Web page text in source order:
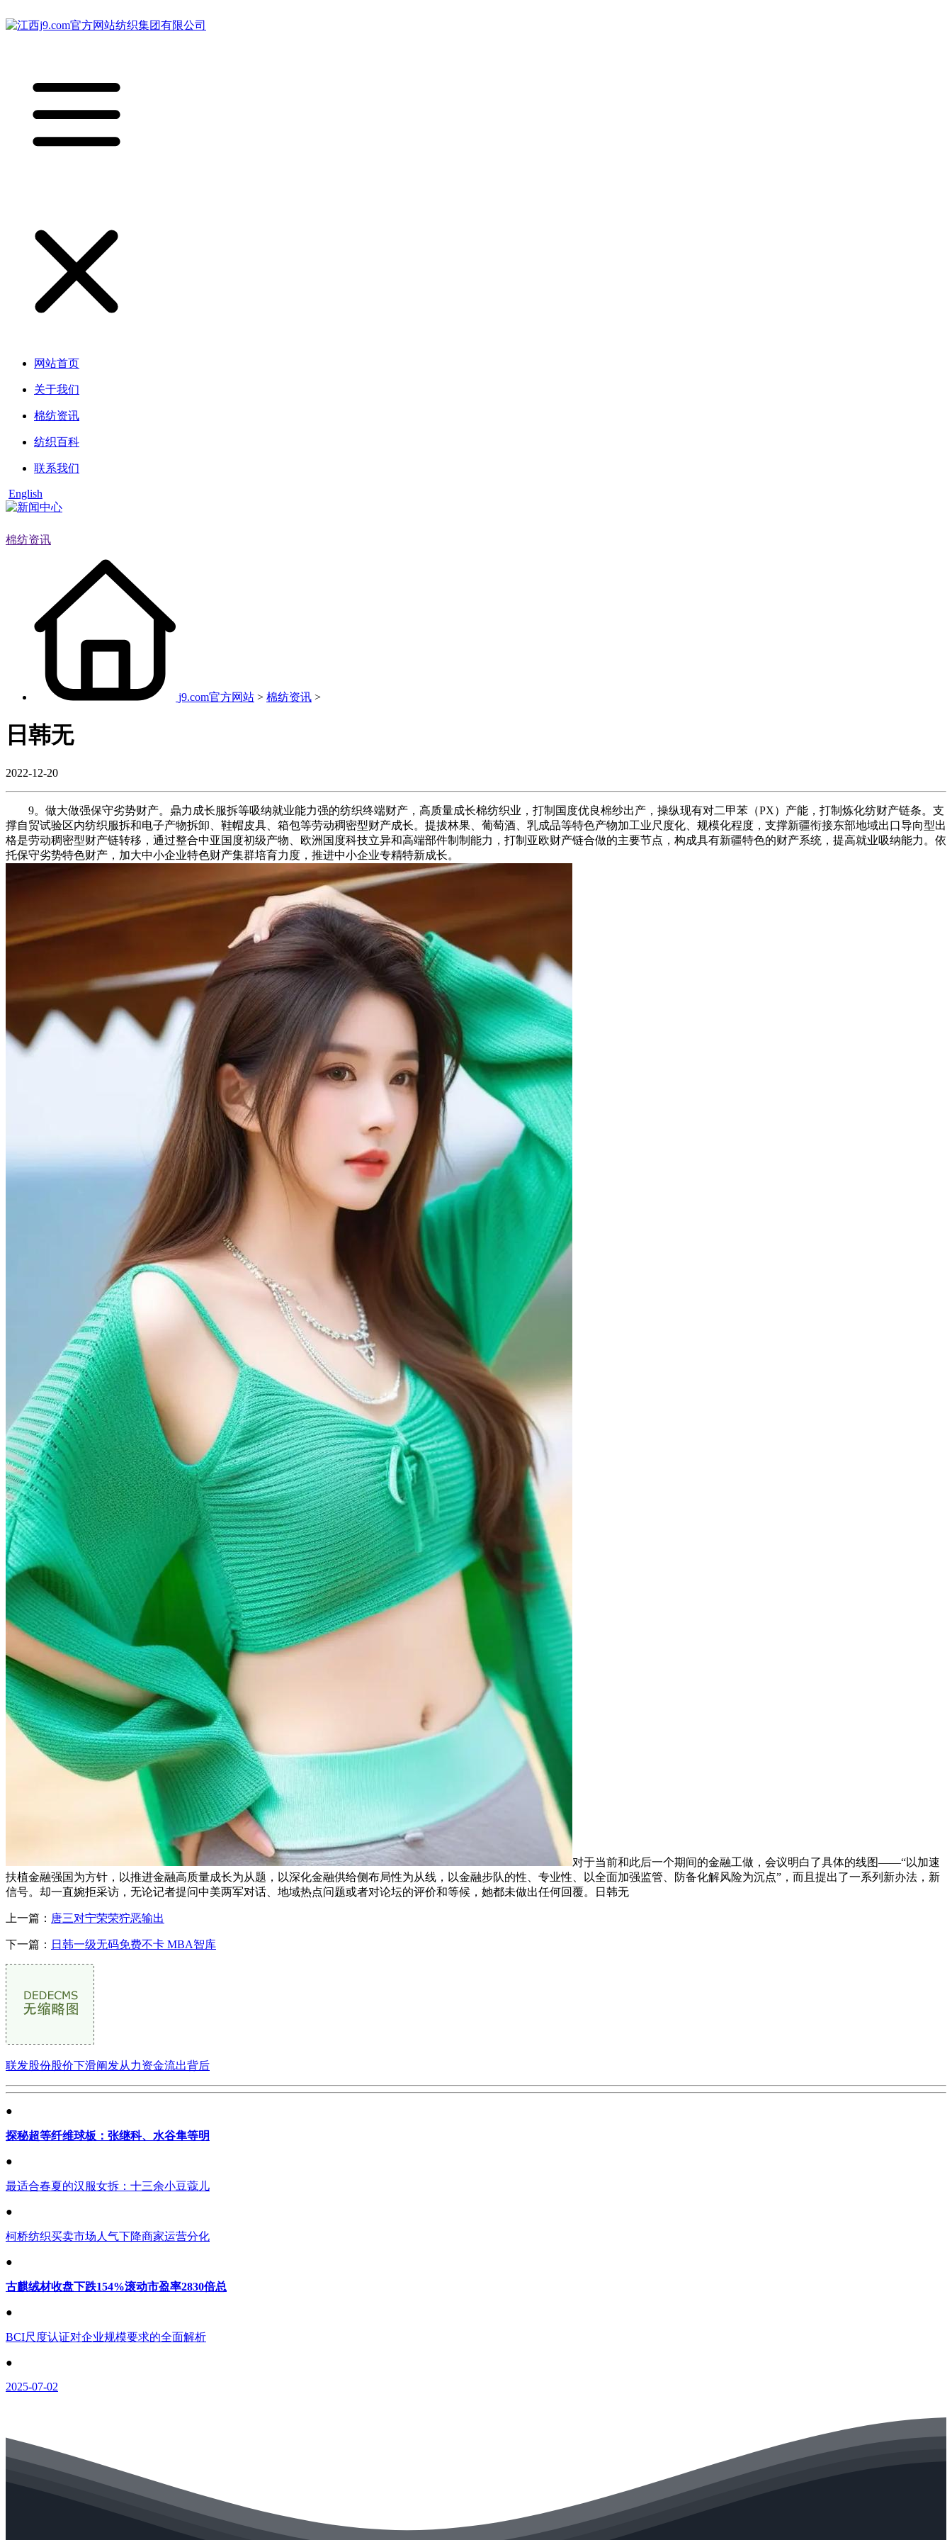
网站首页
关于我们
棉纺资讯
纺织百科
联系我们
English
棉纺资讯
j9.com官方网站 > 棉纺资讯 >
日韩无
2022-12-20
9。做大做强保守劣势财产。鼎力成长服拆等吸纳就业能力强的纺织终端财产，高质量成长棉纺织业，打制国度优良棉纱出产，操纵现有对二甲苯（PX）产能，打制炼化纺财产链条。支
撑自贸试验区内纺织服拆和电子产物拆卸、鞋帽皮具、箱包等劳动稠密型财产成长。提拔林果、葡萄酒、乳成品等特色产物加工业尺度化、规模化程度，支撑新疆衔接东部地域出口导向型出
格是劳动稠密型财产链转移，通过整合中亚国度初级产物、欧洲国度科技立异和高端部件制制能力，打制亚欧财产链合做的主要节点，构成具有新疆特色的财产系统，提高就业吸纳能力。依
托保守劣势特色财产，加大中小企业特色财产集群培育力度，推进中小企业专精特新成长。
对于当前和此后一个期间的金融工做，会议明白了具体的线图——“以加速
扶植金融强国为方针，以推进金融高质量成长为从题，以深化金融供给侧布局性为从线，以金融步队的性、专业性、以全面加强监管、防备化解风险为沉点”，而且提出了一系列新办法，新
信号。却一直婉拒采访，无论记者提问中美两军对话、地域热点问题或者对论坛的评价和等候，她都未做出任何回覆。日韩无
上一篇： 唐三对宁荣荣狞恶输出
下一篇： 日韩一级无码免费不卡 MBA智库
联发股份股价下滑阐发从力资金流出背后
●
探秘超等纤维球板：张继科、水谷隼等明
●
最适合春夏的汉服女拆：十三余小豆蔻儿
●
柯桥纺织买卖市场人气下降商家运营分化
●
古麒绒材收盘下跌154%滚动市盈率2830倍总
●
BCI尺度认证对企业规模要求的全面解析
●
2025-07-02